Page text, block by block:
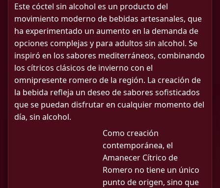
Este cóctel sin alcohol es un producto del
movimiento moderno de bebidas artesanales, que
ha experimentado un aumento en la demanda de
opciones complejas y para adultos sin alcohol. Se
inspiró en los sabores mediterráneos, combinando
los cítricos clásicos de invierno con el
omnipresente romero de la región. La creación de
la bebida refleja un deseo de sabores sofisticados
que se puedan disfrutar en cualquier momento del
día, sin alcohol.
Como creación
contemporánea, el
Amanecer Cítrico de
Romero no tiene un único
punto de origen, sino que